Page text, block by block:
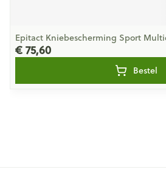
Epitact Kniebescherming Sport
€ 75,60
Bestel